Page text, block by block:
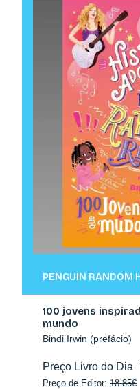
PENGUIN RANDOM
100 jovens
mundo
Bindi Irwin (prefácio)
Preço Livro do Dia
Preço de Editor: 18.85€